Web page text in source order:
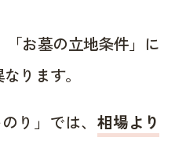
お墓の立地条件」に
ります。
り」では、 相場より